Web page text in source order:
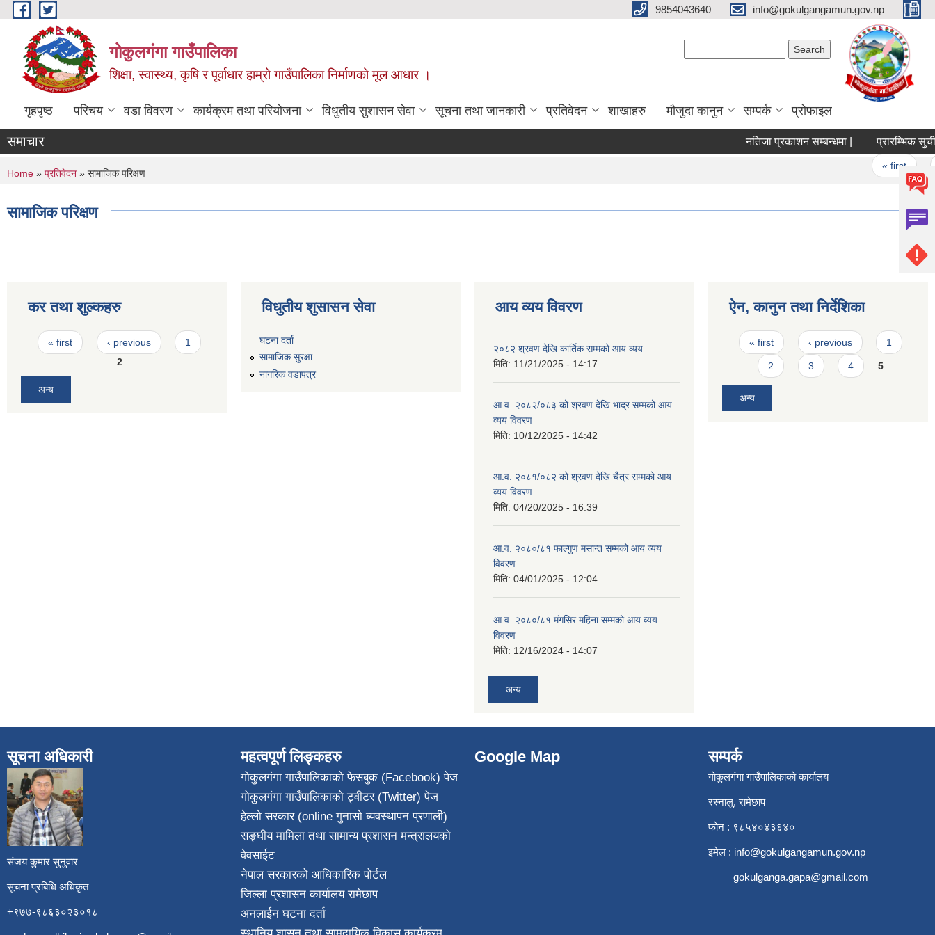
Skip to main content 9854043640 info@gokulgangamun.gov.np
गोकुलगंगा गाउँपालिका
शिक्षा, स्वास्थ्य, कृषि र पूर्वाधार हाम्रो गाउँपालिका निर्माणको मूल आधार ।
गृहपृष्ठ परिचय वडा विवरण कार्यक्रम तथा परियोजना विधुतीय सुशासन सेवा सूचना तथा जानकारी प्रतिवेदन शाखाहरु मौजुदा कानुन सम्पर्क प्रोफाइल
समाचार नतिजा प्रकाशन सम्बन्धमा | प्रारम्भिक सुची
« first
You are here
Home » प्रतिवेदन » सामाजिक परिक्षण
सामाजिक परिक्षण
कर तथा शुल्कहरु
Pages
« first ‹ previous
1
2
अन्य
विधुतीय शुसासन सेवा
घटना दर्ता
सामाजिक सुरक्षा
नागरिक वडापत्र
आय व्यय विवरण
२०८२ श्रवण देखि कार्तिक सम्मको आय व्यय
मिति: 11/21/2025 - 14:17
आ.व. २०८२/०८३ को श्रवण देखि भाद्र सम्मको आय
व्यय विवरण
मिति: 10/12/2025 - 14:42
आ.व. २०८१/०८२ को श्रवण देखि चैत्र सम्मको आय
व्यय विवरण
मिति: 04/20/2025 - 16:39
आ.व. २०८०/८१ फाल्गुण मसान्त सम्मको आय व्यय
विवरण
मिति: 04/01/2025 - 12:04
आ.व. २०८०/८१ मंगसिर महिना सम्मको आय व्यय
विवरण
मिति: 12/16/2024 - 14:07
अन्य
ऐन, कानुन तथा निर्देशिका
Pages
« first ‹ previous 1
2 3 4 5
अन्य
सूचना अधिकारी
संजय कुमार सुनुवार
सूचना प्रबिधि अधिकृत
+९७७-९८६३०२३०१८
महत्वपूर्ण लिङ्कहरु
गोकुलगंगा गाउँपालिकाको फेसबुक (Facebook) पेज
गोकुलगंगा गाउँपालिकाको ट्वीटर (Twitter) पेज
हेल्लो सरकार (online गुनासो ब्यवस्थापन प्रणाली)
सङ्घीय मामिला तथा सामान्य प्रशासन मन्त्रालयको
वेवसाईट
नेपाल सरकारको आधिकारिक पोर्टल
जिल्ला प्रशासन कार्यालय रामेछाप
अनलाईन घटना दर्ता
Google Map सम्पर्क
गोकुलगंगा गाउँपालिकाको कार्यालय
रस्नालु, रामेछाप
फोन : ९८५४०४३६४०
इमेल : info@gokulgangamun.gov.np
gokulganga.gapa@gmail.com